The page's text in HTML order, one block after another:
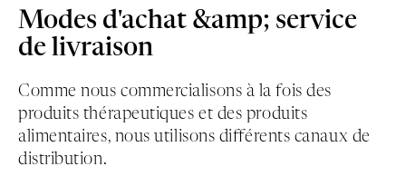
Modes d'achat &amp; service
de livraison
Comme nous commercialisons à la fois des
produits thérapeutiques et des produits
alimentaires, nous utilisons différents canaux de
distribution.